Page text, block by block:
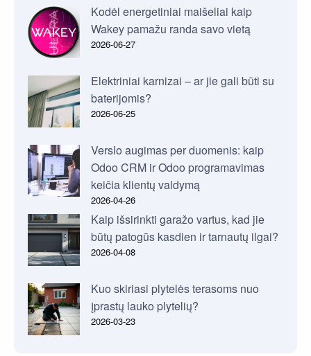
Kodėl energetiniai maišeliai kaip
Wakey pamažu randa savo vietą
2026-06-27
Elektriniai karnizai – ar jie gali būti su
baterijomis?
2026-06-25
Verslo augimas per duomenis: kaip
Odoo CRM ir Odoo programavimas
keičia klientų valdymą
2026-04-26
Kaip išsirinkti garažo vartus, kad jie
būtų patogūs kasdien ir tarnautų ilgai?
2026-04-08
Kuo skiriasi plytelės terasoms nuo
įprastų lauko plytelių?
2026-03-23